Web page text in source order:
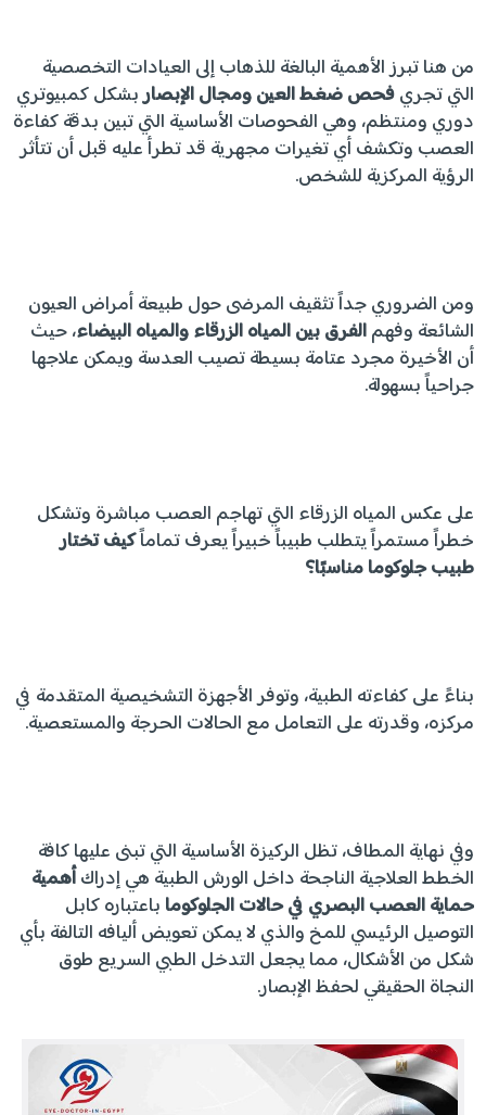
من هنا تبرز الأهمية البالغة للذهاب إلى العيادات التخصصية
التي تجريفحص ضغط العين ومجال الإبصاربشكل كمبيوتري
دوري ومنتظم، وهي الفحوصات الأساسية التي تبين بدقة كفاءة
العصب وتكشف أي تغيرات مجهرية قد تطرأ عليه قبل أن تتأثر
الرؤية المركزية للشخص.
ومن الضروري جداً تثقيف المرضى حول طبيعة أمراض العيون
الشائعة وفهمالفرق بين المياه الزرقاء والمياه البيضاء، حيث
أن الأخيرة مجرد عتامة بسيطة تصيب العدسة ويمكن علاجها
جراحياً بسهولة.
على عكس المياه الزرقاء التي تهاجم العصب مباشرة وتشكل
خطراً مستمراً يتطلب طبيباً خبيراً يعرف تماماًكيف تختار
طبيب جلوكوما مناسبًا؟
بناءً على كفاءته الطبية، وتوفر الأجهزة التشخيصية المتقدمة في
مركزه، وقدرته على التعامل مع الحالات الحرجة والمستعصية.
وفي نهاية المطاف، تظل الركيزة الأساسية التي تبنى عليها كافة
الخطط العلاجية الناجحة داخل الورش الطبية هي إدراكأهمية
حماية العصب البصري في حالات الجلوكوما باعتباره كابل
التوصيل الرئيسي للمخ والذي لا يمكن تعويض أليافه التالفة بأي
شكل من الأشكال، مما يجعل التدخل الطبي السريع طوق
النجاة الحقيقي لحفظ الإبصار.